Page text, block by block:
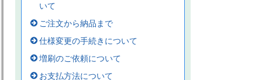
いて
ご注文から納品まで
仕様変更の手続きについて
増刷のご依頼について
お支払方法について